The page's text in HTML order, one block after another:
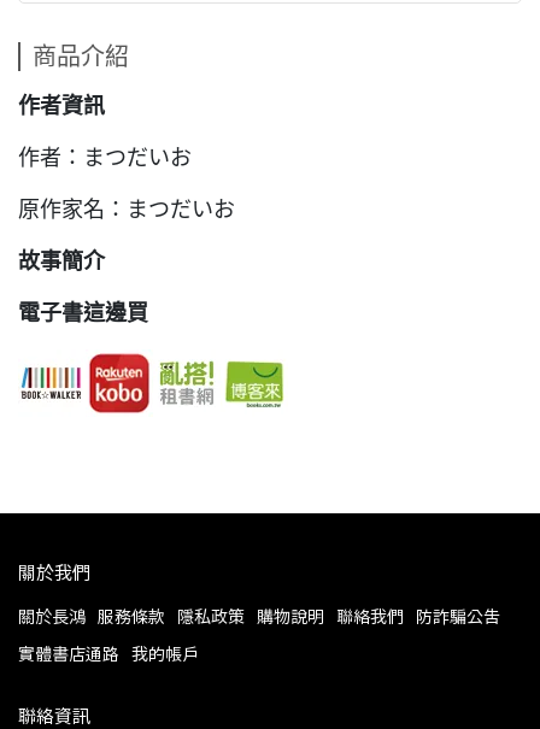
商品介紹
作者資訊
作者：まつだいお
原作家名：まつだいお
故事簡介
電子書這邊買
關於我們
關於長鴻 服務條款 隱私政策 購物說明 聯絡我們 防詐騙公告
實體書店通路 我的帳戶
聯絡資訊